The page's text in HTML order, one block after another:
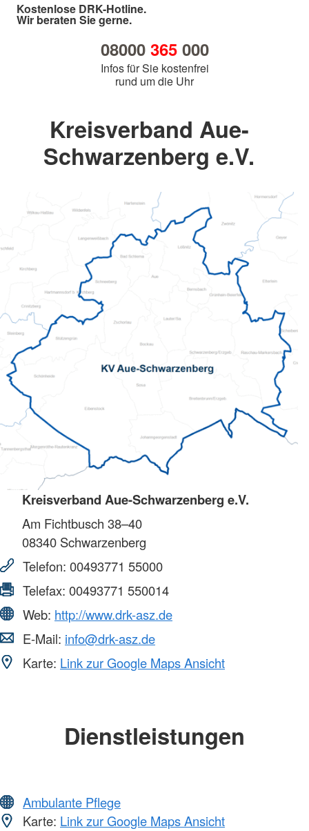
Kostenlose DRK-Hotline.
Wir beraten Sie gerne.
08000 365000
Infos für Sie kostenfrei
rund um die Uhr
Kreisverband Aue-
Schwarzenberg e.V.
Kreisverband Aue-Schwarzenberg e.V.
Am Fichtbusch 38–40
08340 Schwarzenberg
Telefon: 00493771 55000
Telefax: 00493771 550014
Web: http://www.drk-asz.de
E-Mail: info@drk-asz.de
Karte: Link zur Google Maps Ansicht
Dienstleistungen
Ambulante Pflege
Karte: Link zur Google Maps Ansicht